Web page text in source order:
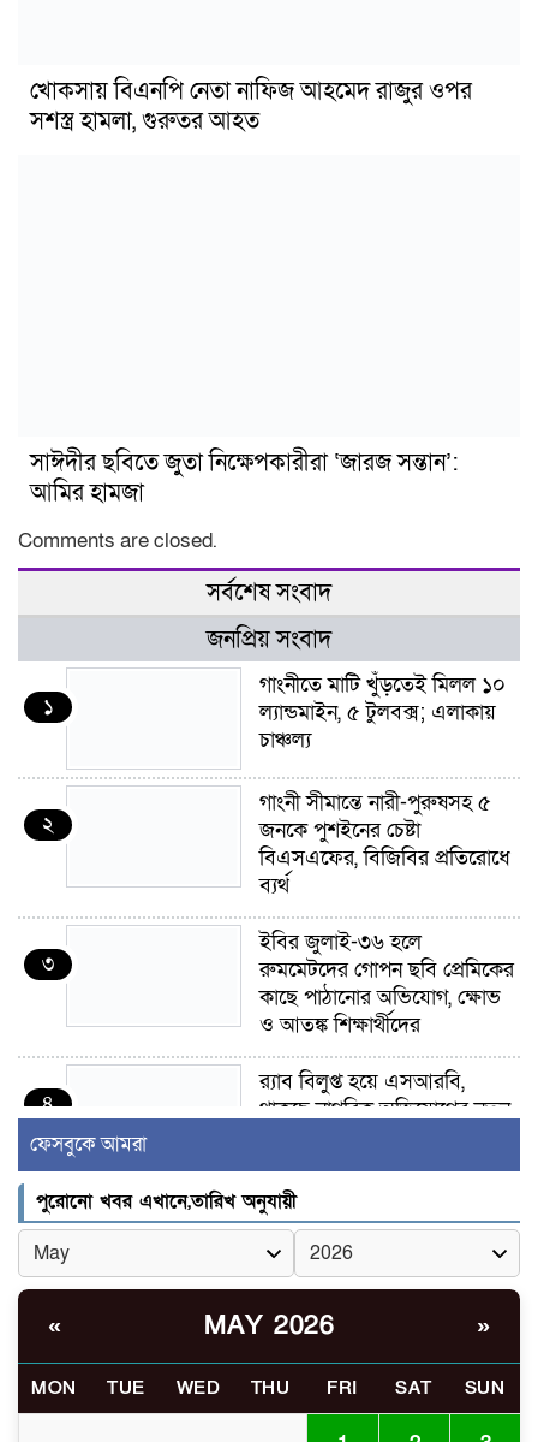
খোকসায় বিএনপি নেতা নাফিজ আহমেদ রাজুর ওপর
সশস্ত্র হামলা, গুরুতর আহত
সাঈদীর ছবিতে জুতা নিক্ষেপকারীরা ‘জারজ সন্তান’:
আমির হামজা
Comments are closed.
সর্বশেষ সংবাদ
জনপ্রিয় সংবাদ
১
গাংনীতে মাটি খুঁড়তেই মিলল ১০
ল্যান্ডমাইন, ৫ টুলবক্স; এলাকায়
চাঞ্চল্য
২
গাংনী সীমান্তে নারী-পুরুষসহ ৫
জনকে পুশইনের চেষ্টা
বিএসএফের, বিজিবির প্রতিরোধে
ব্যর্থ
৩
ইবির জুলাই-৩৬ হলে
রুমমেটদের গোপন ছবি প্রেমিকের
কাছে পাঠানোর অভিযোগ, ক্ষোভ
ও আতঙ্ক শিক্ষার্থীদের
৪
র‍্যাব বিলুপ্ত হয়ে এসআরবি,
থাকছে নাগরিক অভিযোগের নতুন
৫
খোকসায় বিএনপি নেতা নাফিজ
আহমেদ রাজুর ওপর সশস্ত্র হামলা,
গুরুতর আহত
৬
সাঈদীর ছবিতে জুতা
আমির হামজা
ইসলামী বিশ্ববিদ্যালয়র ৪৪
ফেসবুকে আমরা
পুরোনো খবর এখানে,তারিখ অনুযায়ী
« MAY 2026 »
MON TUE WED THU FRI SAT SUN